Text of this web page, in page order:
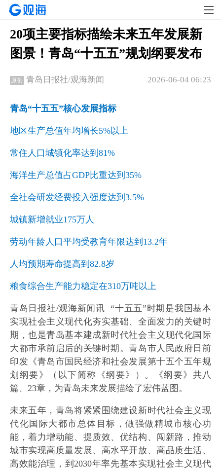
20项主要指标描绘未来五年发展新
图景！青岛“十五五”规划纲要发布
原创 2026-06-04 06:23
青岛日报社/观海新闻
青岛“十五五”核心发展指标
地区生产总值年均增长5%以上
常住人口城镇化率达到81%
海洋生产总值占GDP比重达到35%
全社会研发经费投入强度达到3.5%
城镇新增就业175万人
劳动年龄人口平均受教育年限达到13.2年
人均预期寿命提高到82.8岁
粮食综合生产能力稳定在310万吨以上
青岛日报社/观海新闻讯 “十五五”时期是我国基本
实现社会主义现代化夯实基础、全面发力的关键时
期，也是青岛基本建成新时代社会主义现代化国际
大都市承前启后的关键时期。青岛市人民政府日前
印发《青岛市国民经济和社会发展第十五个五年规
划纲要》（以下简称《纲要》）。《纲要》共八
篇、23章，为青岛未来发展描绘了宏伟蓝图。
未来五年，青岛将紧紧围绕建设新时代社会主义现
代化国际大都市总体目标，做强做精城市核心功
能，着力增动能、提质效、优结构、闯新路，推动
城市实现高质量发展、高水平开放、高品质生活、
高效能治理，到2030年率先基本实现社会主义现代